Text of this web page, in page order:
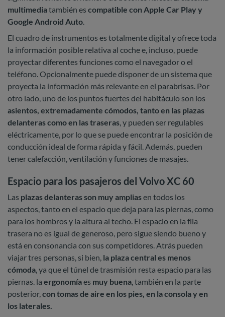
multimediatambién es compatible con Apple Car Play y
Google Android Auto.
El cuadro de instrumentos es totalmente digital y ofrece toda
la información posible relativa al coche e, incluso, puede
proyectar diferentes funciones como el navegador o el
teléfono. Opcionalmente puede disponer de un sistema que
proyecta la información más relevante en el parabrisas. Por
otro lado, uno de los puntos fuertes del habitáculo son los
asientos, extremadamente cómodos, tanto en las plazas
delanteras como en las traseras, y pueden ser regulables
eléctricamente, por lo que se puede encontrar la posición de
conducción ideal de forma rápida y fácil. Además, pueden
tener calefacción, ventilación y funciones de masajes.
Espacio para los pasajeros del Volvo XC 60
Las plazas delanteras son muy ampliasen todos los
aspectos, tanto en el espacio que deja para las piernas, como
para los hombros y la altura al techo. El espacio en la fila
trasera no es igual de generoso, pero sigue siendo bueno y
está en consonancia con sus competidores. Atrás pueden
viajar tres personas, si bien, la plaza central es menos
cómoda, ya que el túnel de trasmisión resta espacio para las
piernas. la ergonomíaes muy buena, también en la parte
posterior,con tomas de aire en los pies, en la consola y en
los laterales.